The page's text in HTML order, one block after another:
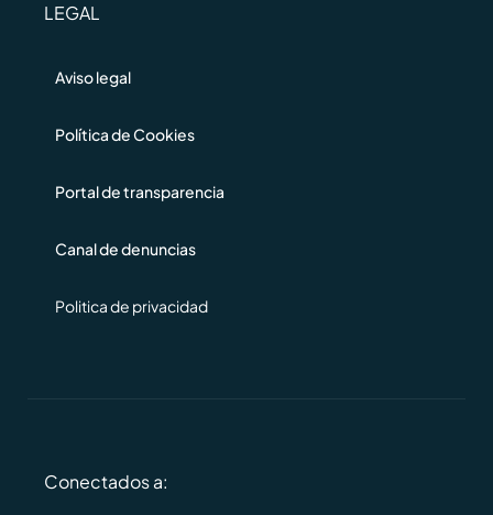
LEGAL
Aviso legal
Política de Cookies
Portal de transparencia
Canal de denuncias
Politica de privacidad
Conectados a: